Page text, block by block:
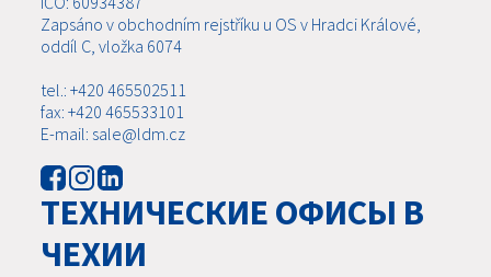
Zapsáno v obchodním rejstříku u OS v Hradci Králové,
oddíl C, vložka 6074
tel.: +420 465502511
fax: +420 465533101
E-mail: sale@ldm.cz
ТЕХНИЧЕСКИЕ ОФИСЫ В
ЧЕХИИ